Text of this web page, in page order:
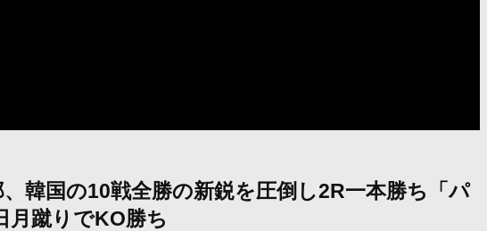
韓国の10戦全勝の新鋭を圧倒し2R一本勝ち「パ
月蹴りでKO勝ち